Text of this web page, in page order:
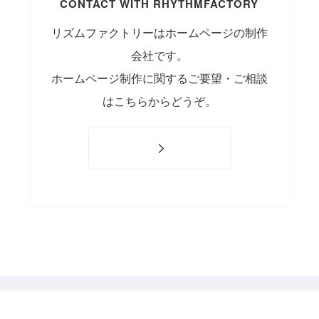
CONTACT WITH RHYTHMFACTORY
リズムファクトリーはホームページの制作
会社です。
ホームページ制作に関するご要望・ご相談
はこちらからどうぞ。